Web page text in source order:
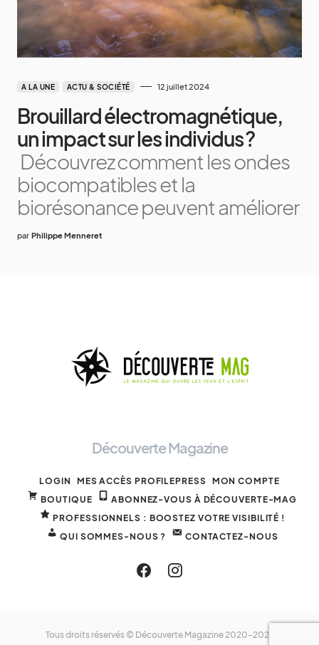
A LA UNE ACTU & SOCIÉTÉ 12 juillet 2024
Brouillard électromagnétique,
un impact sur les individus ?
Découvrez comment les ondes
biocompatibles et la
biorésonance peuvent améliorer
par Philippe Menneret
Découverte Magazine
LOGIN MES ACCÈS PROFILEPRESS MON COMPTE
BOUTIQUE
ABONNEZ-VOUS À DÉCOUVERTE-MAG
PROFESSIONNELS : BOOSTEZ VOTRE VISIBILITÉ !
QUI SOMMES-NOUS ?
CONTACTEZ-NOUS
Tous droits réservés © Découverte Magazine 2020-2025